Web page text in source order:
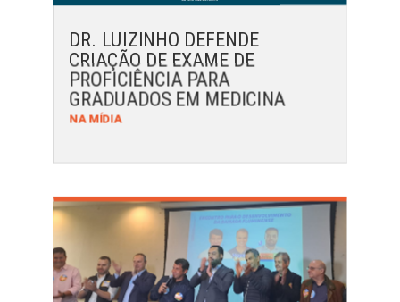
DR. LUIZINHO DEFENDE
CRIAÇÃO DE EXAME DE
PROFICIÊNCIA PARA
GRADUADOS EM MEDICINA
NA MÍDIA